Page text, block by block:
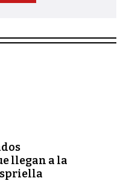
llegan a la